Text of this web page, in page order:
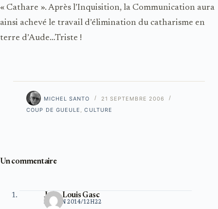
« Cathare ». Après l’Inquisition, la Communication aura
ainsi achevé le travail d’élimination du catharisme en
terre d’Aude…Triste !
MICHEL SANTO
21 SEPTEMBRE 2006
COUP DE GUEULE
,CULTURE
Un commentaire
Jean-Louis Gasc
30 JUIN 2014/12H22